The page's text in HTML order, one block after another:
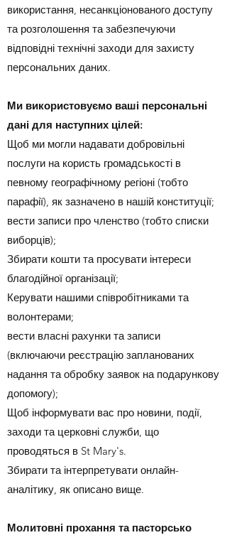
використання, несанкціонованого доступу
та розголошення та забезпечуючи
відповідні технічні заходи для захисту
персональних даних.
Ми використовуємо ваші персональні
дані для наступних цілей:
Щоб ми могли надавати добровільні
послуги на користь громадськості в
певному географічному регіоні (тобто
парафії), як зазначено в нашій конституції;
вести записи про членство (тобто списки
виборців);
Збирати кошти та просувати інтереси
благодійної організації;
Керувати нашими співробітниками та
волонтерами;
вести власні рахунки та записи
(включаючи реєстрацію запланованих
надання та обробку заявок на подарункову
допомогу);
Щоб інформувати вас про новини, події,
заходи та церковні служби, що
проводяться в St Mary's.
Збирати та інтерпретувати онлайн-
аналітику, як описано вище.
Молитовні прохання та пасторсько